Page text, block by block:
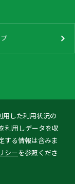
した利用状況の
利用しデータを収
する情報は含みま
シーを参照くださ